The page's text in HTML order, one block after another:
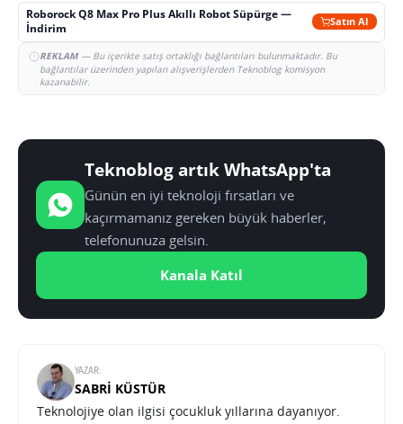
Roborock Q8 Max Pro Plus Akıllı Robot Süpürge —
İndirim
Satın Al
REKLAM— Bu içerikte satış ortaklığı bağlantıları bulunmaktadır. Bu
bağlantılar üzerinden yapılan alışverişlerden Teknoblog komisyon
kazanabilir.
Teknoblog artık WhatsApp'ta
Günün en iyi teknoloji fırsatları ve
kaçırmamanız gereken büyük haberler,
telefonunuza gelsin.
Kanala Katıl
YAZAR:
SABRI KÜSTÜR
Teknolojiye olan ilgisi çocukluk yıllarına dayanıyor.